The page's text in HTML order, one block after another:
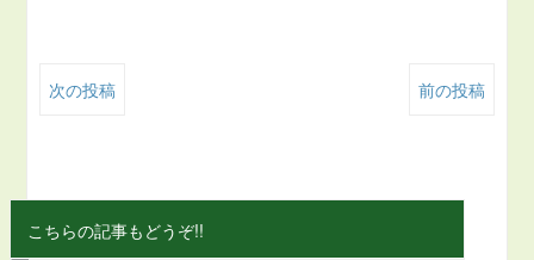
次の投稿 前の投稿
こちらの記事もどうぞ!!